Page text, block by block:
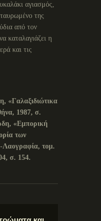
αγιασμός,
της
από τον
καταλαγιάζει η
και τις
«Γαλαξιδιώτικα
1987, σ.
«Εμπορική
των
Λαογραφία, τομ.
σ. 154.